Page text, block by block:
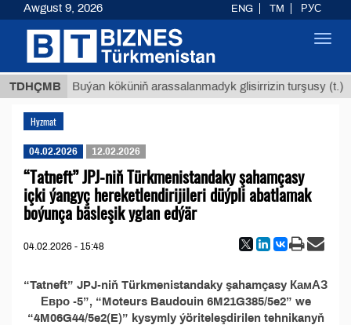
TDHÇMB
ТМТ Buýan köküniň arassalanmadyk glisirrizin turşusy (t.)
Hyzmat
04.02.2026 12.02.2026
“Tatneft” JPJ-niň Türkmenistandaky şahamçasy
içki ýangyç hereketlendirijileri düýpli abatlamak
boýunça bäsleşik yglan edýär
04.02.2026 - 15:48
“Tatneft” JPJ-niň Türkmenistandaky şahamçasy КамАЗ
Евро -5”, “Moteurs Baudouin 6M21G385/5e2” we
“4M06G44/5e2(E)” kysymly ýöriteleşdirilen tehnikanyň
Awgust 9, 2026 ENG TM РУС